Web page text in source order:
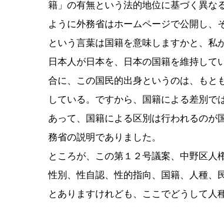
籍」の有無という法的地位に基づく異な
ように外務省はホームページで公開し、
という言葉は国籍を意味しますかと、私
日本人が日本を、日本の国籍を維持し
合に、この国民的出身というのは、もと
している。ですから、国籍による差別
あって、国籍による区別は行われるのが
務省の説明でありました。
ところが、この第１２号議案、中野区人
性別、性自認、性的指向、国籍、人種、
とありますけれども、ここでどうして人